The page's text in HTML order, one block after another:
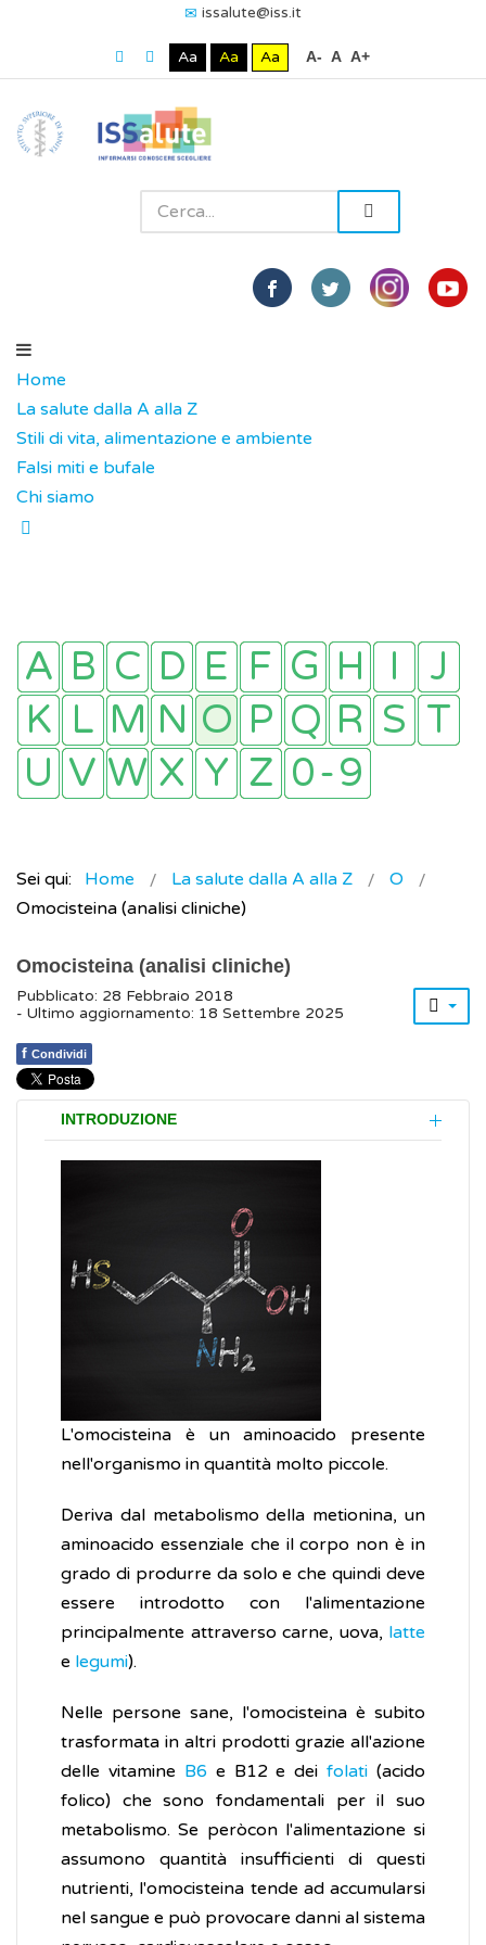
issalute@iss.it
Aa Aa Aa A- A A+
Home
La salute dalla A alla Z
Stili di vita, alimentazione e ambiente
Falsi miti e bufale
Chi siamo
Sei qui: Home La salute dalla A alla Z
O
Omocisteina (analisi cliniche)
Omocisteina (analisi cliniche)
Pubblicato: 28 Febbraio 2018
- Ultimo aggiornamento: 18 Settembre 2025
f Condividi
INTRODUZIONE
L'omocisteina è un aminoacido presente
nell'organismo in quantità molto piccole.
Deriva dal metabolismo della metionina, un
aminoacido essenziale che il corpo non è in
grado di produrre da solo e che quindi deve
essere introdotto con l'alimentazione
principalmente attraverso carne, uova, latte
e legumi).
Nelle persone sane, l'omocisteina è subito
trasformata in altri prodotti grazie all'azione
delle vitamine B6 e B12 e deifolati (acido
folico) che sono fondamentali per il suo
metabolismo. Se peròcon l'alimentazione si
assumono quantità insufficienti di questi
nutrienti, l'omocisteina tende ad accumularsi
nel sangue e può provocare danni al sistema